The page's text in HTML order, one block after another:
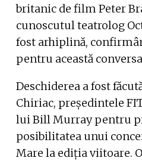
britanic de film Peter
cunoscutul teatrolog
fost arhiplină,
pentru această
Deschiderea a fost
Chiriac, președintele
lui Bill Murray pentru
posibilitatea unui
Mare la ediția viitoare.